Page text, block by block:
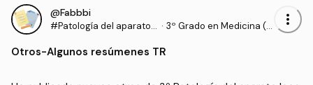
@Fabbbi
#Patología del aparato l
· 3º Grado en Medicina (U
more_vert
Otros-Algunos resúmenes TR